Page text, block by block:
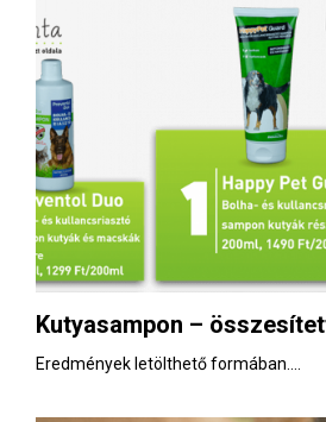
Kutyasampon –
Eredmények letölthető formában....